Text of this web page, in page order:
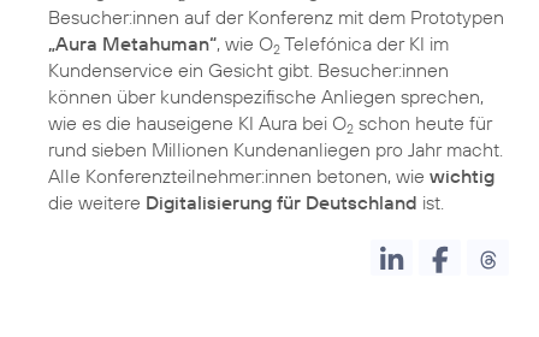
Besucher:innen auf der Konferenz mit dem Prototypen
„Aura Metahuman“, wie O2 Telefónica der KI im
Kundenservice ein Gesicht gibt. Besucher:innen
können über kundenspezifische Anliegen sprechen,
wie es die hauseigene KI Aura bei O2 schon heute für
rund sieben Millionen Kundenanliegen pro Jahr macht.
Alle Konferenzteilnehmer:innen betonen, wie wichtig
die weitere Digitalisierung für Deutschland ist.